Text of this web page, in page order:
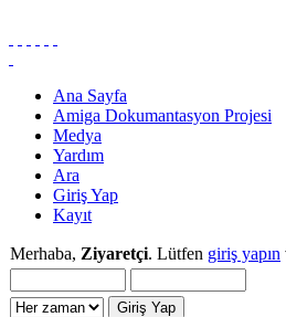
Ana Sayfa
Amiga Dokumantasyon Projesi
Medya
Yardım
Ara
Giriş Yap
Kayıt
Merhaba, Ziyaretçi. Lütfen giriş yapın